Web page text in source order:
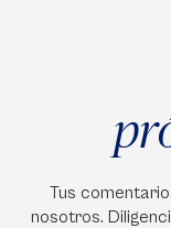
Tus
nosotros.